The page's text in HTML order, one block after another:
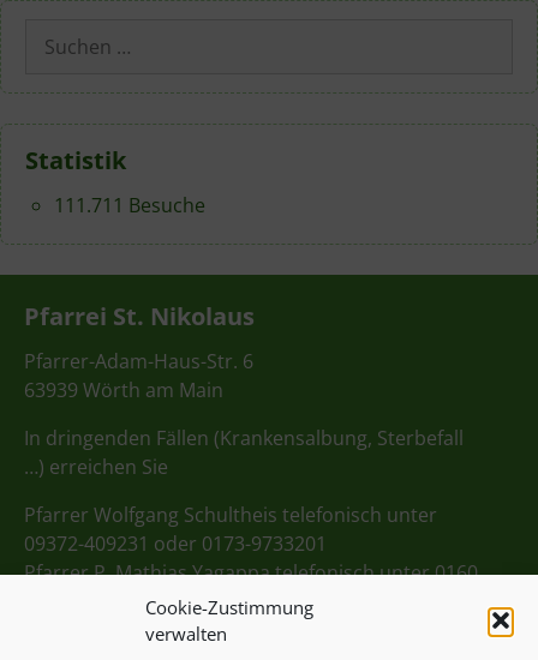
Cookie-Zustimmung
verwalten
Suchen
nach:
Statistik
111.711 Besuche
Pfarrei St. Nikolaus
Pfarrer-Adam-Haus-Str. 6
63939 Wörth am Main
In dringenden Fällen (Krankensalbung, Sterbefall
…) erreichen Sie
Pfarrer Wolfgang Schultheis telefonisch unter
09372-409231 oder 0173-9733201
Pfarrer P. Mathias Yagappa telefonisch unter 0160